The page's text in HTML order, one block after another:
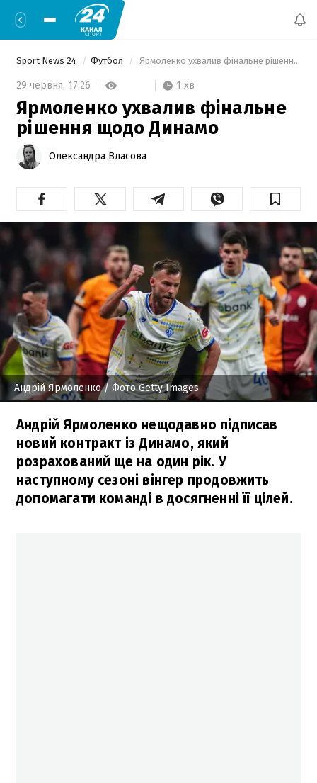
Sport News 24 Футбол Ярмоленко ухвалив фінальне рішення щодо Динамо
29 червня, 17:26 1 хв
Ярмоленко ухвалив фінальне
рішення щодо Динамо
Олександра Власова
Андрій Ярмоленко/ Фото Getty Images
Андрій Ярмоленко нещодавно підписав
новий контракт із Динамо, який
розрахований ще на один рік. У
наступному сезоні вінгер продовжить
допомагати команді в досягненні її цілей.